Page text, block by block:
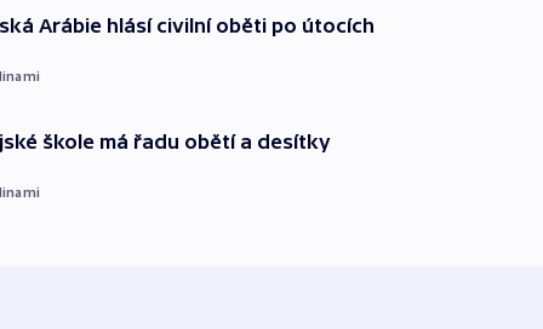
Arábie hlásí civilní oběti po útocích
škole má řadu obětí a desítky